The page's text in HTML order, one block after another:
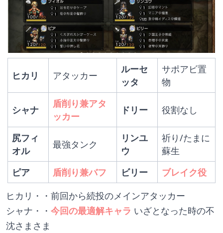
ヒカリ アタッカー
ルーセ
ッタ
サポアビ置
物
シャナ
盾削り兼アタ
ッカー
ドリー 役割なし
尻フィ
オル
最強タンク
リンユ
ウ
祈り/たまに
蘇生
ピア
盾削り兼バフ ビリー
ブレイク役
ヒカリ・・前回から続投のメインアタッカー
シャナ・・ 今回の最適解キャラ いざとなった時の不
沈さまさま